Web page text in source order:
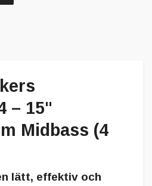
– 15"
Midbass (4
lätt, effektiv och